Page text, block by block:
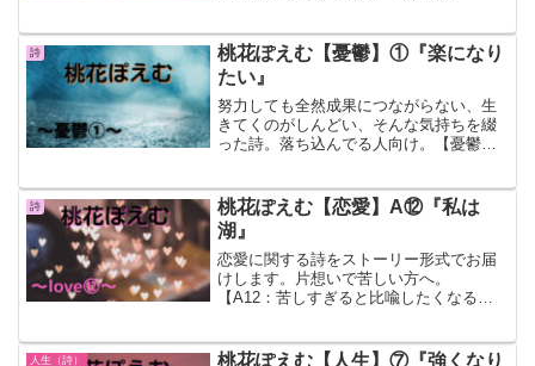
詩
桃花ぽえむ【憂鬱】①『楽になり
たい』
努力しても全然成果につながらない、生
きてくのがしんどい、そんな気持ちを綴
った詩。落ち込んでる人向け。【憂鬱
詩
桃花ぽえむ【恋愛】A⑫『私は
湖』
恋愛に関する詩をストーリー形式でお届
けします。片想いで苦しい方へ。
【A12：苦しすぎると比喩したくなる法
人生（詩）
桃花ぽえむ【人生】⑦『強くなり